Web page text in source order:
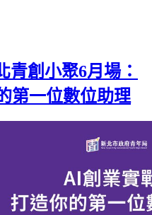
青創小聚6月場：
第一位數位助理